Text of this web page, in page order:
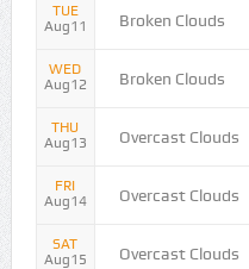
TUE
Aug11
Broken Clouds
WED
Aug12
Broken Clouds
THU
Aug13
Overcast Clouds
FRI
Aug14
Overcast Clouds
SAT
Aug15
Overcast Clouds